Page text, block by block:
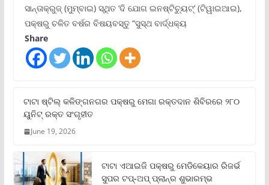
ସାନ୍ତାକ୍ରୁଜ୍ (ମୁମ୍ବାଇ) ସ୍ଥିତ ‘ଦି ଯୋଗ ଇନଷ୍ଟିଚ୍ୟୁଟ୍‌’ (ଟିୱାଇଆଇ),
ପକ୍ଷରୁ ଚଳିତ ବର୍ଷର ବିଷୟବସ୍ତୁ “ସୁସ୍ଥ ବାର୍ଦ୍ଧକ୍ୟ
Share
ଟାଟା ଷ୍ଟିଲ୍‌ କଳିଙ୍ଗନଗର ପକ୍ଷରୁ ମେଗା ରକ୍ତଦାନ ଶିବିରରେ ୨୮୦
ୟୁନିଟ୍‌ ରକ୍ତ ସଂଗୃହୀତ
June 19, 2026
ଟାଟା ଏଆଇଜି ପକ୍ଷରୁ ମେଡିକେୟାର ରିଜର୍ଭ
ସୁପର ଟପ୍‌-ଅପ୍ ପ୍ଲାନ୍‌ର ଶୁଭାରମ୍ଭ